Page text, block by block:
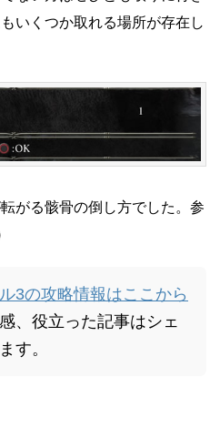
いくつか取れる場所が存在し
がる骸骨の倒し方でした。参
3の攻略情報はここから
、役立った記事はシェ
す。